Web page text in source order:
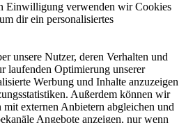
Einwilligung verwenden wir Cookies
dir ein personalisiertes
unsere Nutzer, deren Verhalten und
laufenden Optimierung unserer
Werbung und Inhalte anzuzeigen
Außerdem können wir
mit externen Anbietern abgleichen und
Angebote anzeigen, nur wenn